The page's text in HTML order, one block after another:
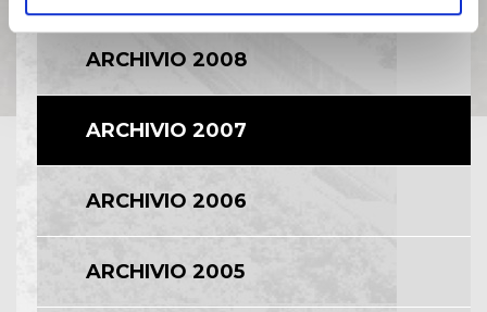
ARCHIVIO 2008
ARCHIVIO 2007
ARCHIVIO 2006
ARCHIVIO 2005